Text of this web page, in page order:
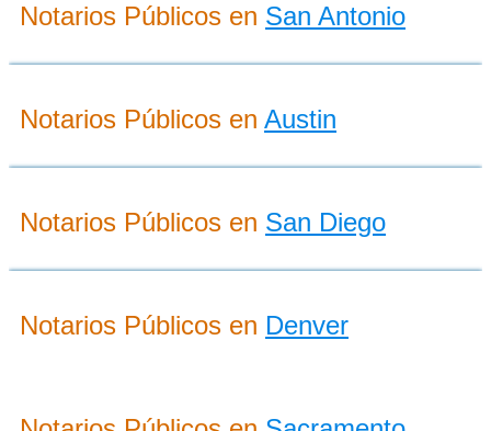
Notarios Públicos en San Antonio
Notarios Públicos en Austin
Notarios Públicos en San Diego
Notarios Públicos en Denver